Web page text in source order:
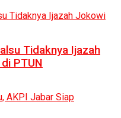
Tidaknya Ijazah
PTUN